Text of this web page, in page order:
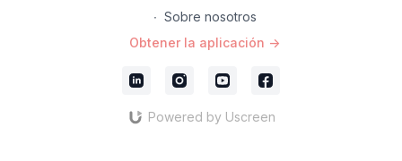
∙ Sobre nosotros
Obtener la aplicación ->
Powered by Uscreen